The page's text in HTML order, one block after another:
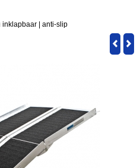
inklapbaar | anti-slip